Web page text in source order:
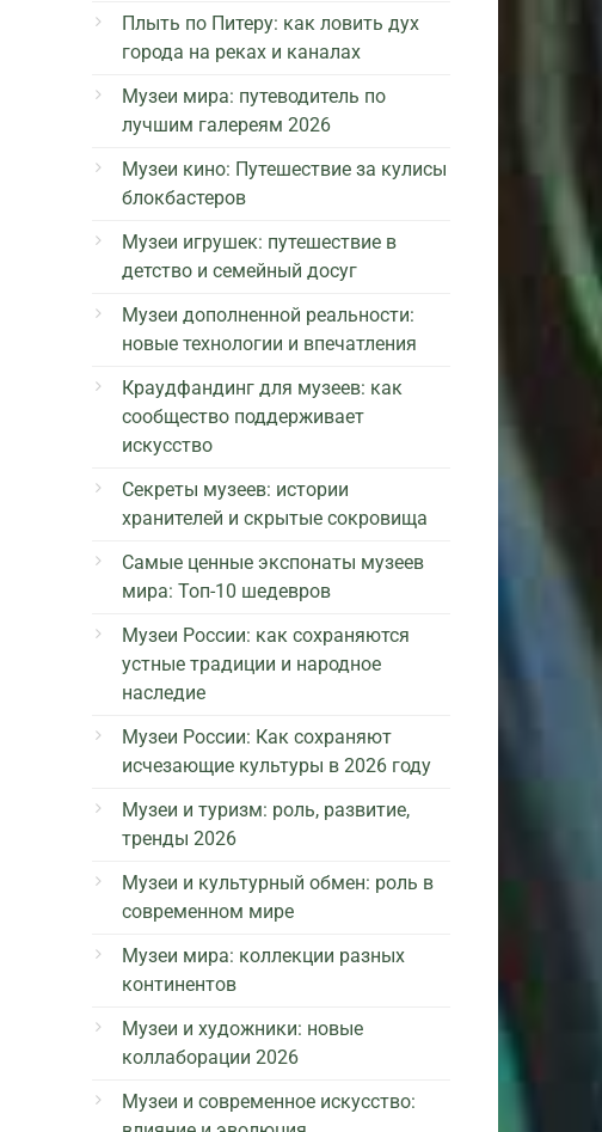
Плыть по Питеру: как ловить дух
города на реках и каналах
Музеи мира: путеводитель по
лучшим галереям 2026
Музеи кино: Путешествие за кулисы
блокбастеров
Музеи игрушек: путешествие в
детство и семейный досуг
Музеи дополненной реальности:
новые технологии и впечатления
Краудфандинг для музеев: как
сообщество поддерживает
искусство
Секреты музеев: истории
хранителей и скрытые сокровища
Самые ценные экспонаты музеев
мира: Топ-10 шедевров
Музеи России: как сохраняются
устные традиции и народное
наследие
Музеи России: Как сохраняют
исчезающие культуры в 2026 году
Музеи и туризм: роль, развитие,
тренды 2026
Музеи и культурный обмен: роль в
современном мире
Музеи мира: коллекции разных
континентов
Музеи и художники: новые
коллаборации 2026
Музеи и современное искусство: